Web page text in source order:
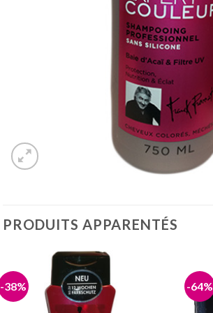
PRODUITS APPARENTÉS
-38% -64%